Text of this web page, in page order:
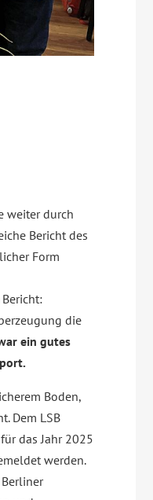
weiter durch
Bericht des
Form
die
ein gutes
Boden,
Dem LSB
das Jahr 2025
werden.